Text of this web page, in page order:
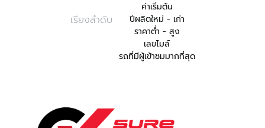
เรียงลำดับ
ค่าเริ่มต้น
ปีผลิตใหม่ - เก่า
ราคาต่ำ - สูง
เลขไมล์
รถที่มีผู้เข้าชมมากที่สุด